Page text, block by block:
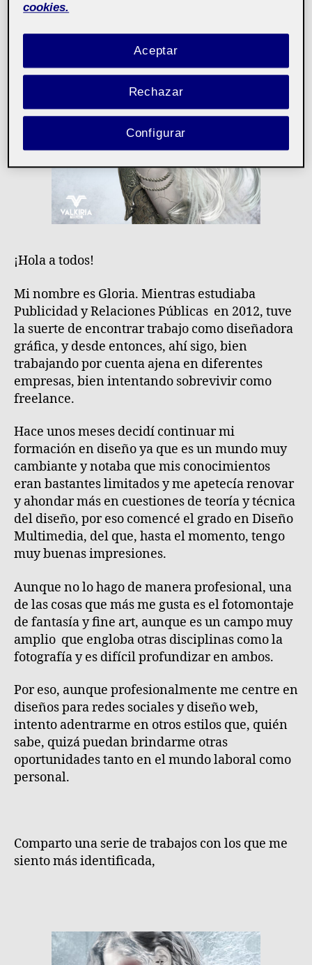
¡Hola a todos!
Mi nombre es Gloria. Mientras estudiaba
Publicidad y Relaciones Públicas en 2012, tuve
la suerte de encontrar trabajo como diseñadora
gráfica, y desde entonces, ahí sigo, bien
trabajando por cuenta ajena en diferentes
empresas, bien intentando sobrevivir como
freelance.
Hace unos meses decidí continuar mi
formación en diseño ya que es un mundo muy
cambiante y notaba que mis conocimientos
eran bastantes limitados y me apetecía renovar
y ahondar más en cuestiones de teoría y técnica
del diseño, por eso comencé el grado en Diseño
Multimedia, del que, hasta el momento, tengo
muy buenas impresiones.
Aunque no lo hago de manera profesional, una
de las cosas que más me gusta es el fotomontaje
de fantasía y fine art, aunque es un campo muy
amplio que engloba otras disciplinas como la
fotografía y es difícil profundizar en ambos.
Por eso, aunque profesionalmente me centre en
diseños para redes sociales y diseño web,
intento adentrarme en otros estilos que, quién
sabe, quizá puedan brindarme otras
oportunidades tanto en el mundo laboral como
personal.
Comparto una serie de trabajos con los que me
siento más identificada,
cookies.
Rechazar
Aceptar
Configurar